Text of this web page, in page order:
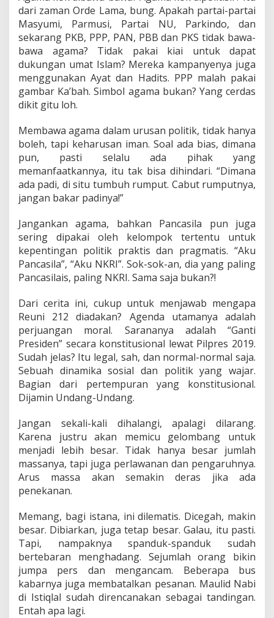
dari zaman Orde Lama, bung. Apakah partai-partai
Masyumi, Parmusi, Partai NU, Parkindo, dan
sekarang PKB, PPP, PAN, PBB dan PKS tidak bawa-
bawa agama? Tidak pakai kiai untuk dapat
dukungan umat Islam? Mereka kampanyenya juga
menggunakan Ayat dan Hadits. PPP malah pakai
gambar Ka’bah. Simbol agama bukan? Yang cerdas
dikit gitu loh.
Membawa agama dalam urusan politik, tidak hanya
boleh, tapi keharusan iman. Soal ada bias, dimana
pun, pasti selalu ada pihak yang
memanfaatkannya, itu tak bisa dihindari. “Dimana
ada padi, di situ tumbuh rumput. Cabut rumputnya,
jangan bakar padinya!”
Jangankan agama, bahkan Pancasila pun juga
sering dipakai oleh kelompok tertentu untuk
kepentingan politik praktis dan pragmatis. “Aku
Pancasila”, “Aku NKRI”. Sok-sok-an, dia yang paling
Pancasilais, paling NKRI. Sama saja bukan?!
Dari cerita ini, cukup untuk menjawab mengapa
Reuni 212 diadakan? Agenda utamanya adalah
perjuangan moral. Sarananya adalah “Ganti
Presiden” secara konstitusional lewat Pilpres 2019.
Sudah jelas? Itu legal, sah, dan normal-normal saja.
Sebuah dinamika sosial dan politik yang wajar.
Bagian dari pertempuran yang konstitusional.
Dijamin Undang-Undang.
Jangan sekali-kali dihalangi, apalagi dilarang.
Karena justru akan memicu gelombang untuk
menjadi lebih besar. Tidak hanya besar jumlah
massanya, tapi juga perlawanan dan pengaruhnya.
Arus massa akan semakin deras jika ada
penekanan.
Memang, bagi istana, ini dilematis. Dicegah, makin
besar. Dibiarkan, juga tetap besar. Galau, itu pasti.
Tapi, nampaknya spanduk-spanduk sudah
bertebaran menghadang. Sejumlah orang bikin
jumpa pers dan mengancam. Beberapa bus
kabarnya juga membatalkan pesanan. Maulid Nabi
di Istiqlal sudah direncanakan sebagai tandingan.
Entah apa lagi.